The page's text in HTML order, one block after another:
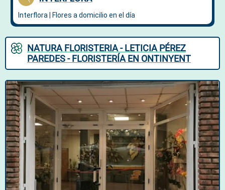
NATURA FLORISTERIA - LETICIA PÉREZ
PAREDES - FLORISTERÍA EN ONTINYENT